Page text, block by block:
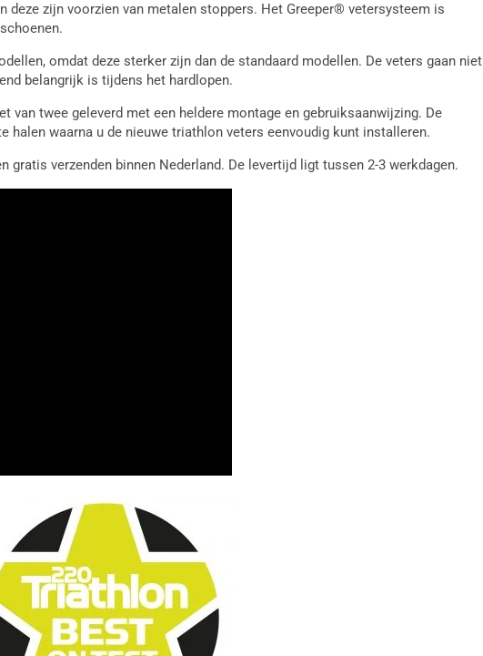
deze zijn voorzien van metalen stoppers. Het Greeper® vetersysteem is
omdat deze sterker zijn dan de standaard modellen. De veters gaan niet
belangrijk is tijdens het hardlopen.
van twee geleverd met een heldere montage en gebruiksaanwijzing. De
halen waarna u de nieuwe triathlon veters eenvoudig kunt installeren.
gratis verzenden binnen Nederland. De levertijd ligt tussen 2-3 werkdagen.